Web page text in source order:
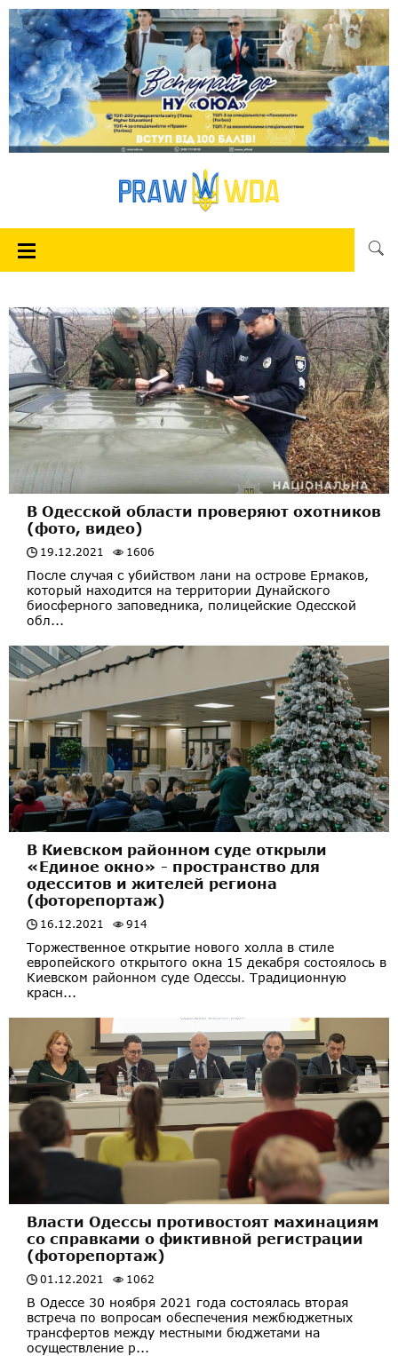
В Одесской области проверяют охотников
(фото, видео)
19.12.2021 1606
После случая с убийством лани на острове Ермаков,
который находится на территории Дунайского
биосферного заповедника, полицейские Одесской
обл...
В Киевском районном суде открыли
«Единое окно» - пространство для
одесситов и жителей региона
(фоторепортаж)
16.12.2021 914
Торжественное открытие нового холла в стиле
европейского открытого окна 15 декабря состоялось в
Киевском районном суде Одессы. Традиционную
красн...
Власти Одессы противостоят махинациям
со справками о фиктивной регистрации
(фоторепортаж)
01.12.2021 1062
В Одессе 30 ноября 2021 года состоялась вторая
встреча по вопросам обеспечения межбюджетных
трансфертов между местными бюджетами на
осуществление р...